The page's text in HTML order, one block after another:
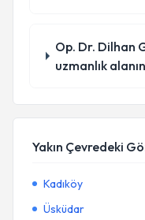
Op. Dr. Dilhan
uzmanlık
Yakın Çevredeki
Kadıköy
Üsküdar